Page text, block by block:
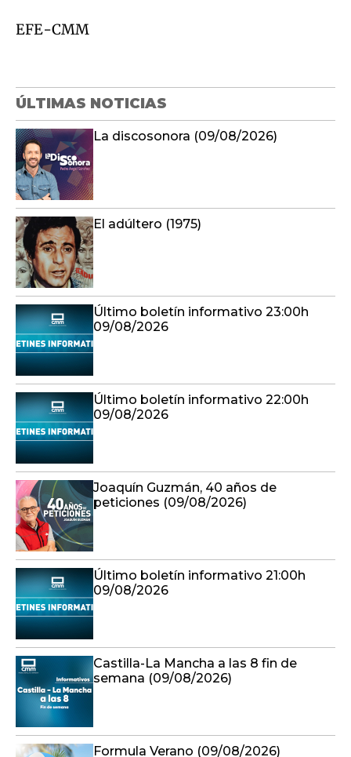
EFE-CMM
ÚLTIMAS NOTICIAS
La discosonora (09/08/2026)
El adúltero (1975)
Último boletín informativo 23:00h
09/08/2026
Último boletín informativo 22:00h
09/08/2026
Joaquín Guzmán, 40 años de
peticiones (09/08/2026)
Último boletín informativo 21:00h
09/08/2026
Castilla-La Mancha a las 8 fin de
semana (09/08/2026)
Formula Verano (09/08/2026)